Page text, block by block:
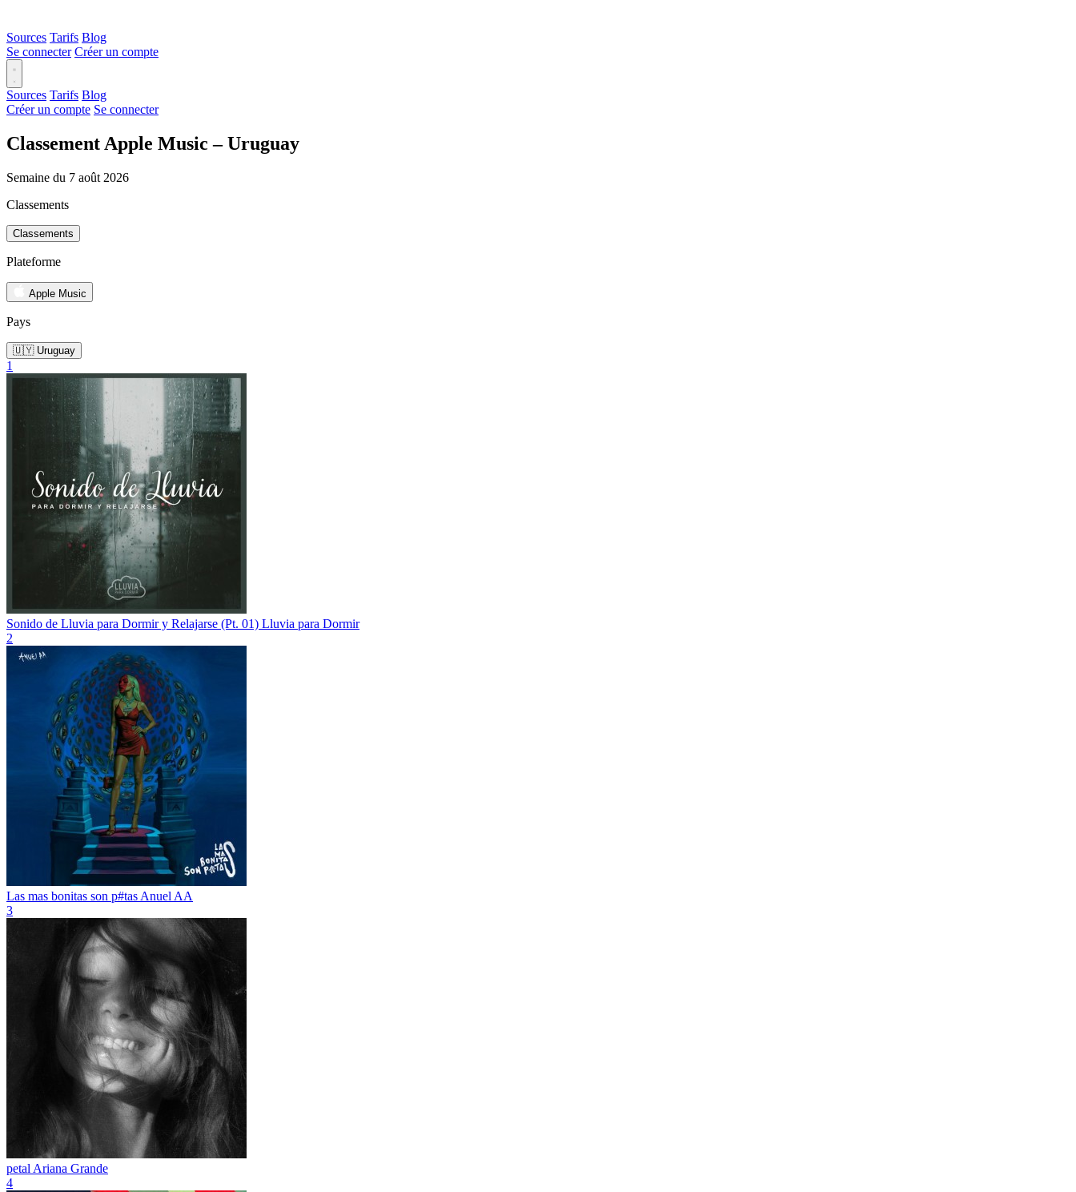
Sources Tarifs Blog
Se connecter Créer un compte
Sources Tarifs Blog
Créer un compte Se connecter
Classement Apple Music – Uruguay
Semaine du 7 août 2026
Classements
Classements
Plateforme
Apple Music
Pays
🇺🇾 Uruguay
1
Sonido de Lluvia para Dormir y Relajarse (Pt. 01) Lluvia para Dormir
2
Las mas bonitas son p#tas Anuel AA
3
petal Ariana Grande
4